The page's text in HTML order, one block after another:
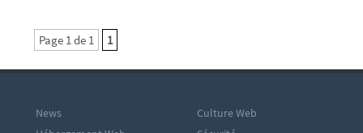
Page 1 de 1 1
News
Culture Web